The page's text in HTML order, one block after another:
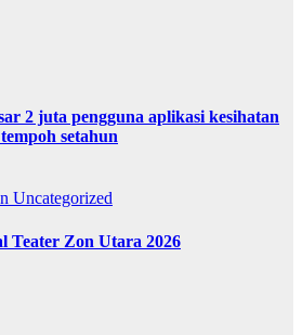
2 juta pengguna aplikasi kesihatan
setahun
Uncategorized
Teater Zon Utara 2026